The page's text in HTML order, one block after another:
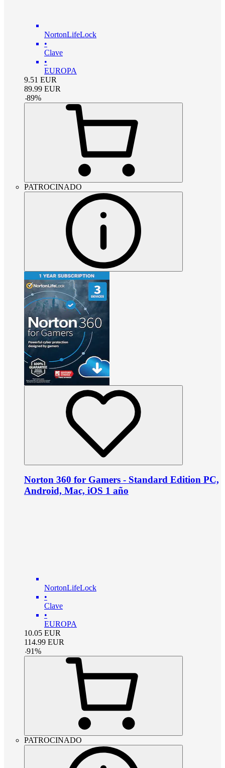
NortonLifeLock
•
Clave
•
EUROPA
9.51 EUR
89.99 EUR
-89%
PATROCINADO
Norton 360 for Gamers - Standard Edition PC,
Android, Mac, iOS 1 año
NortonLifeLock
•
Clave
•
EUROPA
10.05 EUR
114.99 EUR
-91%
PATROCINADO